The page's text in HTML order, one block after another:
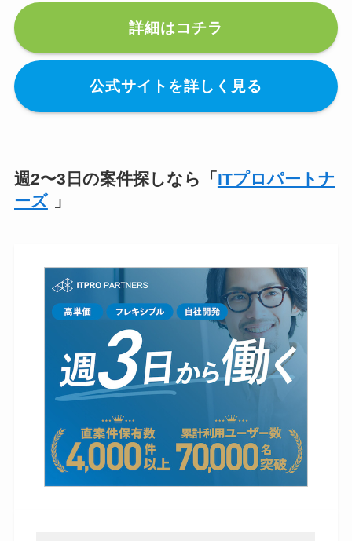
詳細はコチラ
公式サイトを詳しく見る
週2〜3日の案件探しなら「 ITプロパートナ
ーズ
」